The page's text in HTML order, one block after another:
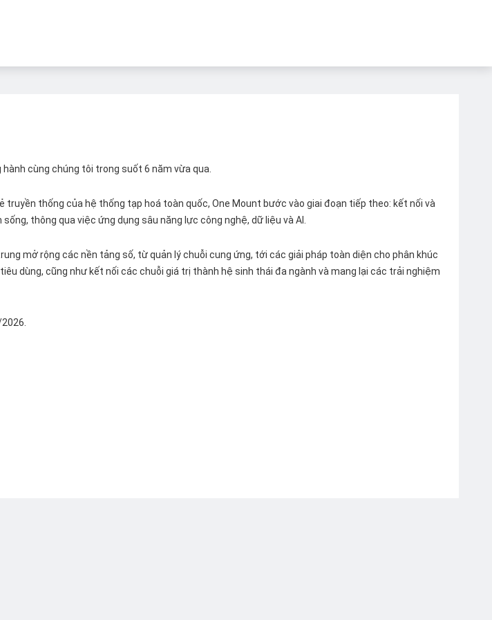
cùng chúng tôi trong suốt 6 năm vừa qua.
thống của hệ thống tạp hoá toàn quốc, One Mount bước vào giai đoạn tiếp theo: kết nối và
thông qua việc ứng dụng sâu năng lực công nghệ, dữ liệu và AI.
mở rộng các nền tảng số, từ quản lý chuỗi cung ứng, tới các giải pháp toàn diện cho phân khúc
dùng, cũng như kết nối các chuỗi giá trị thành hệ sinh thái đa ngành và mang lại các trải nghiệm